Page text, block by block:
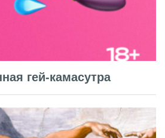
гей-камасутра